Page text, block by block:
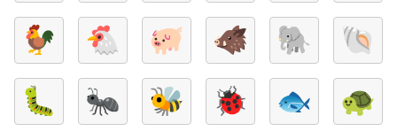
🐓
🐔 🐖 🐗 🐘
🐚
🐛
🐜 🐝 🐞 🐟
🐢